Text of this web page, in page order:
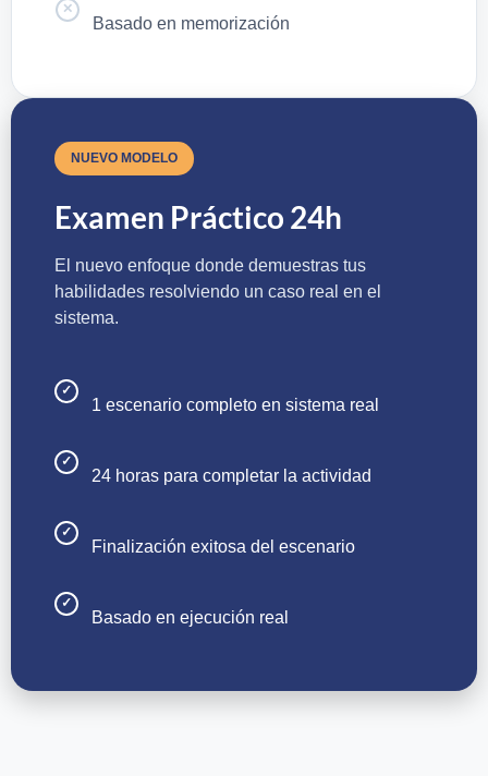
✕
Basado en memorización
NUEVO MODELO
Examen Práctico 24h
El nuevo enfoque donde demuestras tus
habilidades resolviendo un caso real en el
sistema.
✓
1 escenario completo en sistema real
✓
24 horas para completar la actividad
✓
Finalización exitosa del escenario
✓
Basado en ejecución real